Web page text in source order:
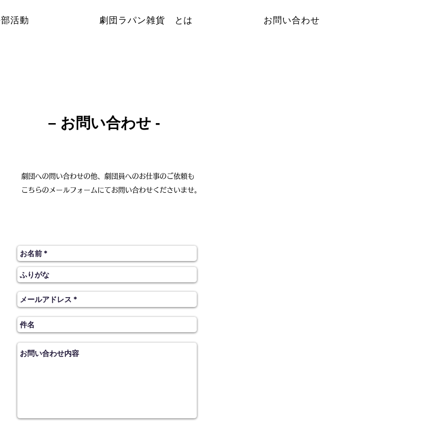
活動 劇団ラパン雑貨ゝとは お問い合わせ
– お問い合わせ -
劇団への問い合わせの他、劇団員へのお仕事のご依頼も
こちらのメールフォームにてお問い合わせくださいませ。